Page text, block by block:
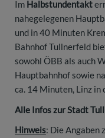
Im Halbstundentakt
nahegelegenen
und in 40 Minuten
Bahnhof Tullnerfeld
sowohl ÖBB als auch
Hauptbahnhof sowie
ca. 14 Minuten, Linz in
Alle Infos zur Stadt
Hinweis: Die Angaben